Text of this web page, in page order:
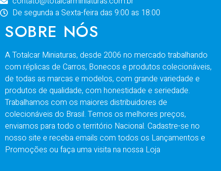
De segunda a Sexta-feira das 9:00 as 18:00
SOBRE NÓS
A Totalcar Miniaturas, desde 2006 no mercado trabalhando
com réplicas de Carros, Bonecos e produtos colecionáveis,
de todas as marcas e modelos, com grande variedade e
produtos de qualidade, com honestidade e seriedade.
Trabalhamos com os maiores distribuidores de
colecionáveis do Brasil. Temos os melhores preços,
enviamos para todo o território Nacional. Cadastre-se no
nosso site e receba emails com todos os Lançamentos e
Promoções ou faça uma visita na nossa Loja